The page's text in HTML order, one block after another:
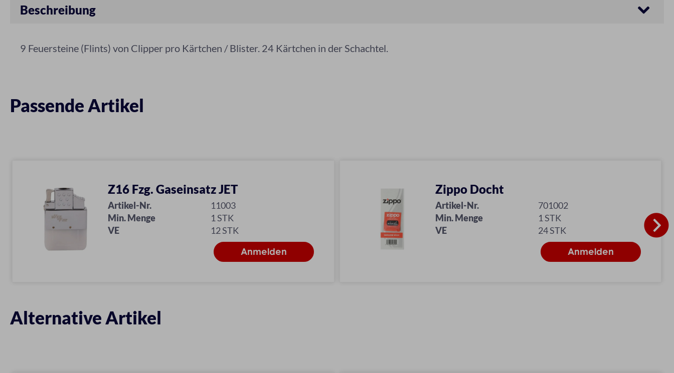
Beschreibung
9 Feuersteine (Flints) von Clipper pro Kärtchen / Blister. 24 Kärtchen in der Schachtel.
Passende Artikel
Z16 Fzg. Gaseinsatz JET
Artikel-Nr.
11003
Min. Menge
1 STK
VE
12 STK
Zippo Docht
Artikel-Nr.
701002
Min. Menge
1 STK
VE
24 STK
Alternative Artikel